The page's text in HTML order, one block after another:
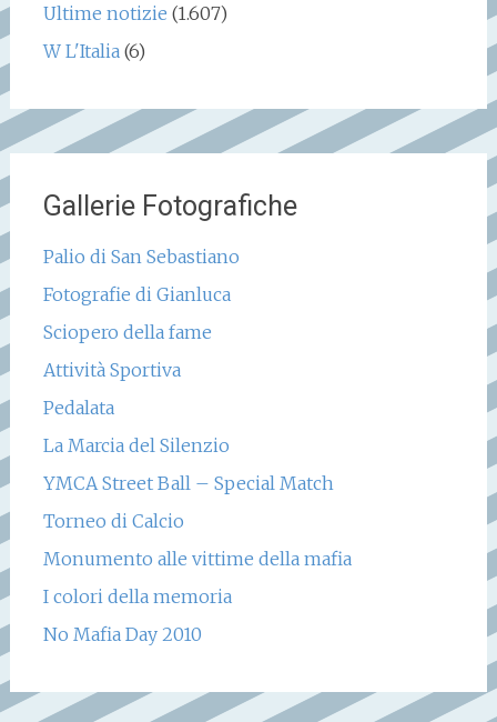
Ultime notizie (1.607)
W L'Italia (6)
Gallerie Fotografiche
Palio di San Sebastiano
Fotografie di Gianluca
Sciopero della fame
Attività Sportiva
Pedalata
La Marcia del Silenzio
YMCA Street Ball – Special Match
Torneo di Calcio
Monumento alle vittime della mafia
I colori della memoria
No Mafia Day 2010